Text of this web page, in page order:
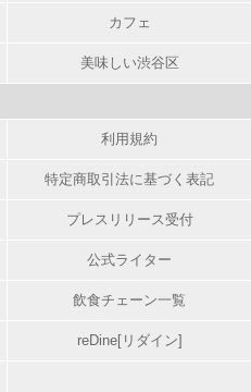
カフェ
美味しい渋谷区
利用規約
特定商取引法に基づく表記
プレスリリース受付
公式ライター
飲食チェーン一覧
reDine[リダイン]